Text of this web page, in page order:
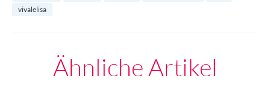
vivalelisa
Ähnliche Artikel